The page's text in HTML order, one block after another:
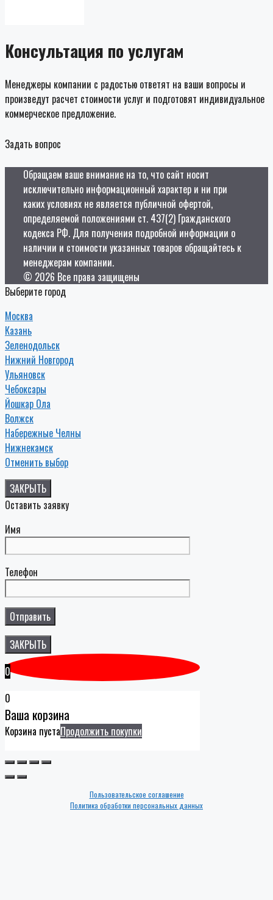
Консультация по услугам
Менеджеры компании с радостью ответят на ваши вопросы и
произведут расчет стоимости услуг и подготовят индивидуальное
коммерческое предложение.
Задать вопрос
Обращаем ваше внимание на то, что сайт носит
исключительно информационный характер и ни при
каких условиях не является публичной офертой,
определяемой положениями ст. 437(2) Гражданского
кодекса РФ. Для получения подробной информации о
наличии и стоимости указанных товаров обращайтесь к
менеджерам компании.
© 2026 Все права защищены
Выберите город
Москва
Казань
Зеленодольск
Нижний Новгород
Ульяновск
Чебоксары
Йошкар Ола
Волжск
Набережные Челны
Нижнекамск
Отменить выбор
ЗАКРЫТЬ
Оставить заявку
Имя
Телефон
ЗАКРЫТЬ
0
0
Ваша корзина
Корзина пустаПродолжить покупки
Пользовательское соглашение
Политика обработки персональных данных